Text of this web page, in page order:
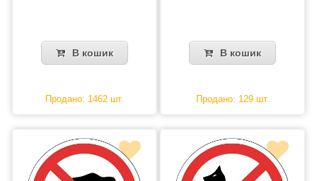
В кошик
Продано: 1462 шт.
В кошик
Продано: 129 шт.